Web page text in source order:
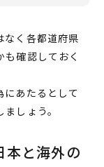
なく各都道府県
確認しておく
あたるとして
しょう。
本と海外の